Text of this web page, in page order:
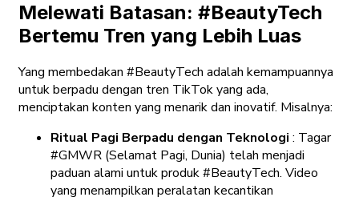
Melewati Batasan: #BeautyTech
Bertemu Tren yang Lebih Luas
Yang membedakan #BeautyTech adalah kemampuannya
untuk berpadu dengan tren TikTok yang ada,
menciptakan konten yang menarik dan inovatif. Misalnya:
Ritual Pagi Berpadu dengan Teknologi : Tagar
#GMWR (Selamat Pagi, Dunia) telah menjadi
paduan alami untuk produk #BeautyTech. Video
yang menampilkan peralatan kecantikan